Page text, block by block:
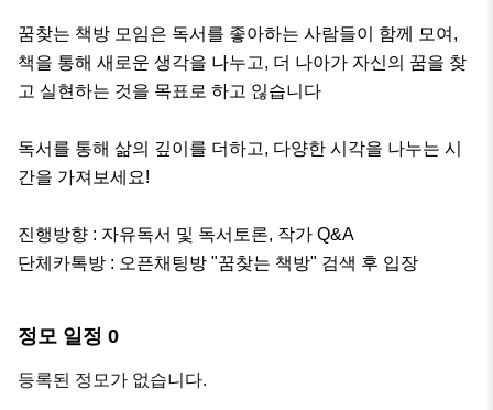
꿈찾는 책방 모임은 독서를 좋아하는 사람들이 함께 모여,
책을 통해 새로운 생각을 나누고, 더 나아가 자신의 꿈을 찾
고 실현하는 것을 목표로 하고 읺습니다
독서를 통해 삶의 깊이를 더하고, 다양한 시각을 나누는 시
간을 가져보세요!
진행방향 : 자유독서 및 독서토론, 작가 Q&A
단체카톡방 : 오픈채팅방 "꿈찾는 책방" 검색 후 입장
정모 일정 0
등록된 정모가 없습니다.